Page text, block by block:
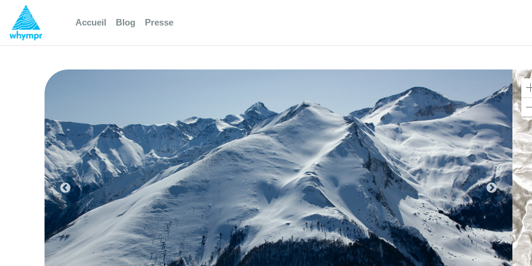
Accueil Blog Presse